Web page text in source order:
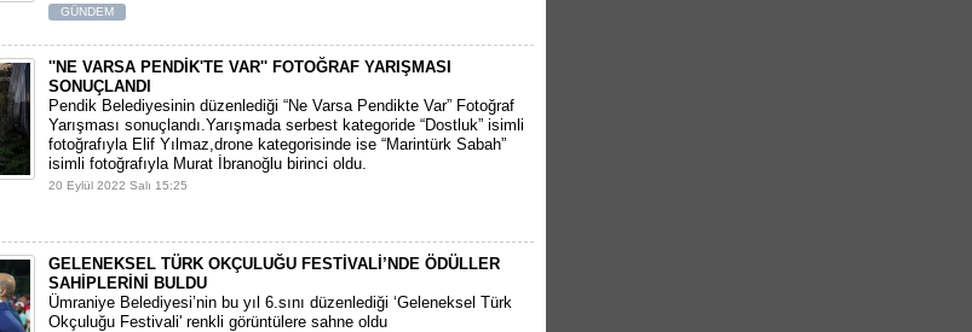
GÜNDEM
''NE VARSA PENDİK'TE VAR'' FOTOĞRAF YARIŞMASI
SONUÇLANDI
Pendik Belediyesinin düzenlediği “Ne Varsa Pendikte Var” Fotoğraf
Yarışması sonuçlandı.Yarışmada serbest kategoride “Dostluk” isimli
fotoğrafıyla Elif Yılmaz,drone kategorisinde ise “Marintürk Sabah”
isimli fotoğrafıyla Murat İbranoğlu birinci oldu.
20 Eylül 2022 Salı 15:25
GELENEKSEL TÜRK OKÇULUĞU FESTİVALİ’NDE ÖDÜLLER
SAHİPLERİNİ BULDU
Ümraniye Belediyesi’nin bu yıl 6.sını düzenlediği ‘Geleneksel Türk
Okçuluğu Festivali' renkli görüntülere sahne oldu